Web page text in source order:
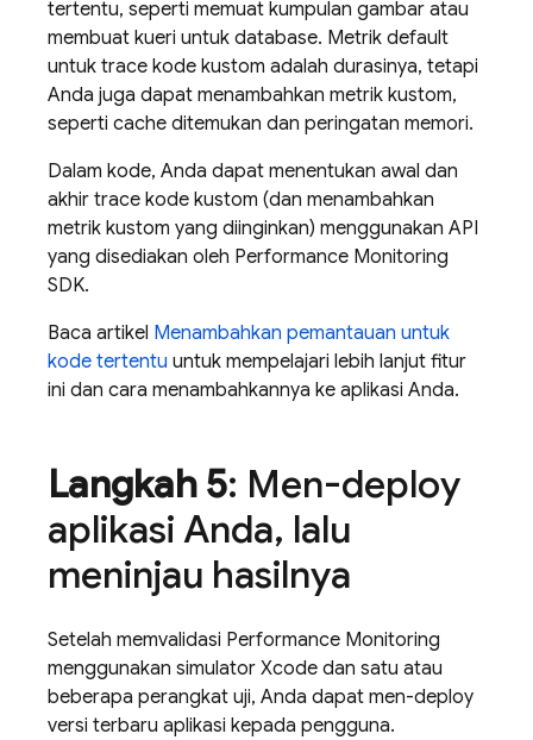
tertentu, seperti memuat kumpulan gambar atau
membuat kueri untuk database. Metrik default
untuk trace kode kustom adalah durasinya, tetapi
Anda juga dapat menambahkan metrik kustom,
seperti cache ditemukan dan peringatan memori.
Dalam kode, Anda dapat menentukan awal dan
akhir trace kode kustom (dan menambahkan
metrik kustom yang diinginkan) menggunakan API
yang disediakan oleh Performance Monitoring
SDK.
Baca artikel Menambahkan pemantauan untuk
kode tertentu untuk mempelajari lebih lanjut fitur
ini dan cara menambahkannya ke aplikasi Anda.
Langkah 5: Men-deploy
aplikasi Anda, lalu
meninjau hasilnya
Setelah memvalidasi Performance Monitoring
menggunakan simulator Xcode dan satu atau
beberapa perangkat uji, Anda dapat men-deploy
versi terbaru aplikasi kepada pengguna.